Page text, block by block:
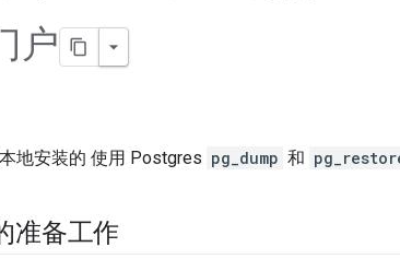
户
地安装的 使用 Postgres pg_dump 和
准备工作